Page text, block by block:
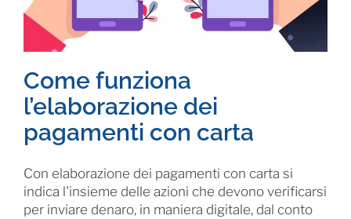
Come funziona
l’elaborazione dei
pagamenti con carta
Con elaborazione dei pagamenti con carta si
indica l'insieme delle azioni che devono verificarsi
per inviare denaro, in maniera digitale, dal conto